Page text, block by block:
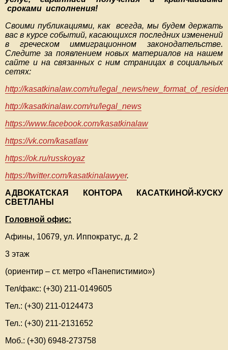
сроками исполнения!
Своими публикациями, как всегда, мы будем держать
вас в курсе событий, касающихся последних изменений
в греческом иммиграционном законодательстве.
Следите за появлением новых материалов на нашем
сайте и на связанных с ним страницах в социальных
сетях:
http://kasatkinalaw.com/ru/legal_news/
http://kasatkinalaw.com/ru/legal_news
https://www.facebook.com/kasatkinalaw
https://vk.com/kasatlaw
https://ok.ru/russkoyaz
https://twitter.com/kasatkinalawyer.
АДВОКАТСКАЯ КОНТОРА КАСАТКИНОЙ-КУСКУ
СВЕТЛАНЫ
Головной офис:
Афины, 10679, ул. Иппократус, д. 2
3 этаж
(ориентир – ст. метро «Панепистимио»)
Тел/факс: (+30) 211-0149605
Тел.: (+30) 211-0124473
Тел.: (+30) 211-2131652
Моб.: (+30) 6948-273758